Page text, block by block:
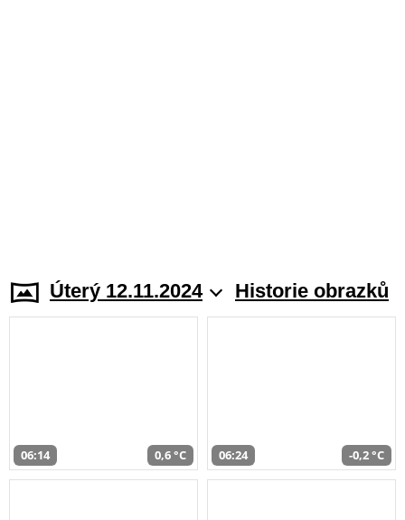
Úterý 12.11.2024 Historie obrazků
06:14 0,6 °C 06:24 -0,2 °C